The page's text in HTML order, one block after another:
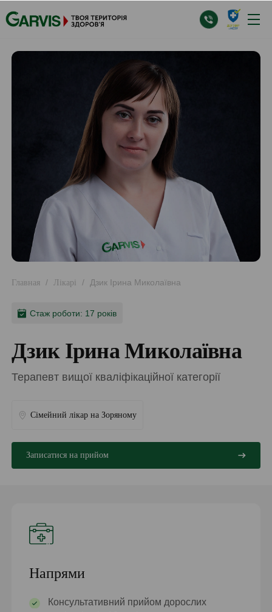
Главная / Лікарі / Дзик Ірина Миколаївна
Стаж роботи: 17 років
Дзик Ірина Миколаївна
Терапевт вищої кваліфікаційної категорії
Сімейний лікар на Зоряному
Записатися на прийом
Напрями
Консультативний прийом дорослих